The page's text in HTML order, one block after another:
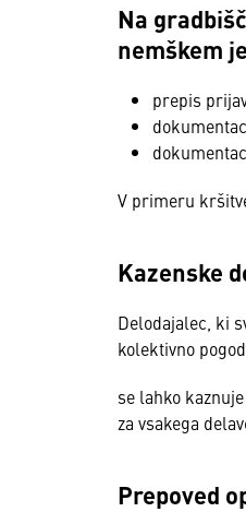
Na
nemškem
prepis
V primeru
Kazenske
Delodajalec, ki
kolektivno
se lahko
za vsakega
Prepoved